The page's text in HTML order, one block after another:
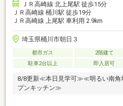
ＪＲ高崎線 北上尾駅 徒歩15分
ＪＲ高崎線 桶川駅 徒歩19分
ＪＲ高崎線 上尾駅 車利用 2.9km
埼玉県桶川市朝日３
都市ガス 2階建て
駐車2台以上
即入居可
8/8更新≪本日見学可≫≪明るい南
プンキッチン≫